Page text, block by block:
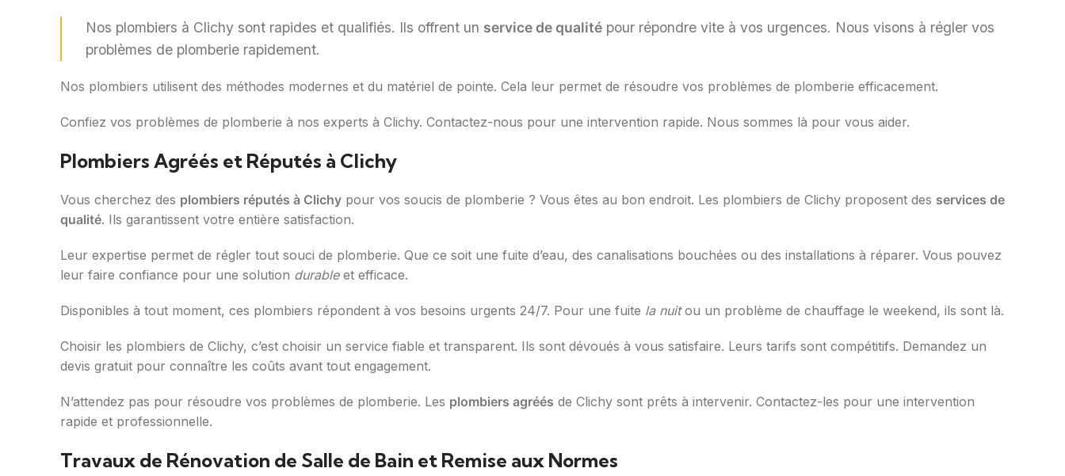
Nos plombiers à Clichy sont rapides et qualifiés. Ils offrent un service de qualité pour répondre vite à vos urgences. Nous visons à régler vos
problèmes de plomberie rapidement.
Nos plombiers utilisent des méthodes modernes et du matériel de pointe. Cela leur permet de résoudre vos problèmes de plomberie efficacement.
Confiez vos problèmes de plomberie à nos experts à Clichy. Contactez-nous pour une intervention rapide. Nous sommes là pour vous aider.
Plombiers Agréés et Réputés à Clichy
Vous cherchez des plombiers réputés à Clichy pour vos soucis de plomberie ? Vous êtes au bon endroit. Les plombiers de Clichy proposent des services de
qualité. Ils garantissent votre entière satisfaction.
Leur expertise permet de régler tout souci de plomberie. Que ce soit une fuite d’eau, des canalisations bouchées ou des installations à réparer. Vous pouvez
leur faire confiance pour une solution durableet efficace.
Disponibles à tout moment, ces plombiers répondent à vos besoins urgents 24/7. Pour une fuite la nuitou un problème de chauffage le weekend, ils sont là.
Choisir les plombiers de Clichy, c’est choisir un service fiable et transparent. Ils sont dévoués à vous satisfaire. Leurs tarifs sont compétitifs. Demandez un
devis gratuit pour connaître les coûts avant tout engagement.
N’attendez pas pour résoudre vos problèmes de plomberie. Les plombiers agréés de Clichy sont prêts à intervenir. Contactez-les pour une intervention
rapide et professionnelle.
Travaux de Rénovation de Salle de Bain et Remise aux Normes